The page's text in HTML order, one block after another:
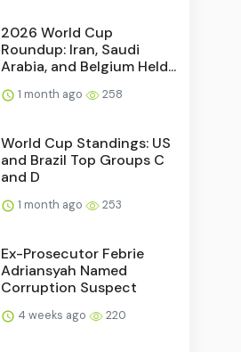
2026 World Cup
Roundup: Iran, Saudi
Arabia, and Belgium Held...
1 month ago 258
World Cup Standings: US
and Brazil Top Groups C
and D
1 month ago 253
Ex-Prosecutor Febrie
Adriansyah Named
Corruption Suspect
4 weeks ago 220